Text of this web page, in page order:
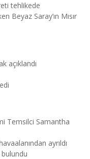
tehlikede
Beyaz Saray’ın Mısır
açıklandı
Temsilci Samantha
ayrıldı
bulundu